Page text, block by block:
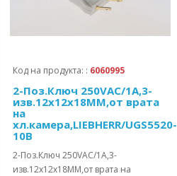
Код на продукта: : 6060995
2-Поз.Ключ 250VAC/1A,3-
изв.12x12x18MM,от врата
на
хл.камера,LIEBHERR/UGS5520-
10B
2-Поз.Ключ 250VAC/1A,3-
изв.12x12x18MM,от врата на